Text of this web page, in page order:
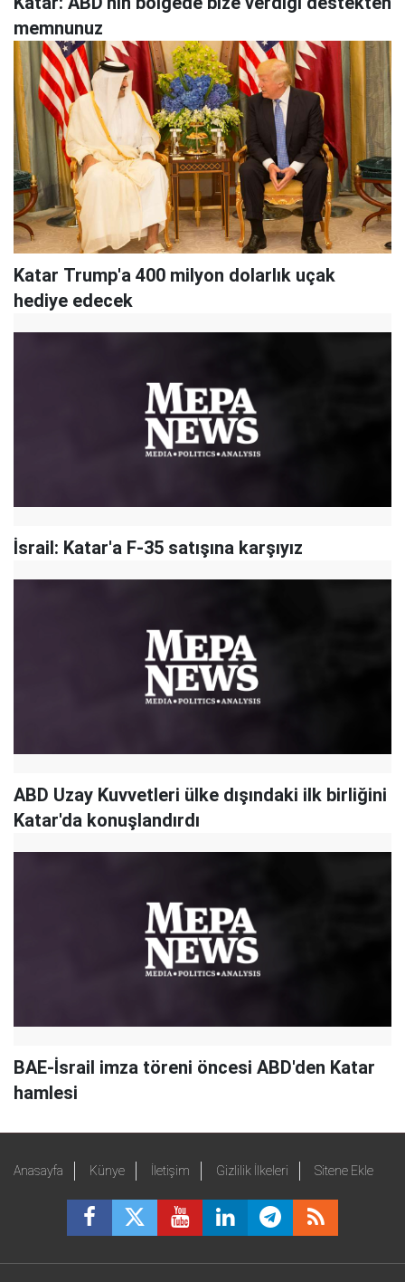
memnunuz
Katar Trump'a 400 milyon dolarlık uçak
hediye edecek
İsrail: Katar'a F-35 satışına karşıyız
ABD Uzay Kuvvetleri ülke dışındaki ilk birliğini
Katar'da konuşlandırdı
BAE-İsrail imza töreni öncesi ABD'den Katar
hamlesi
Anasayfa Künye İletişim Gizlilik İlkeleri Sitene Ekle